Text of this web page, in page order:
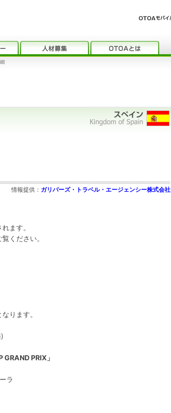
情報提供： ガリバーズ・トラベル・エージェンシー株式会社
ます。
ください。
ります。
PRIX」
ラ